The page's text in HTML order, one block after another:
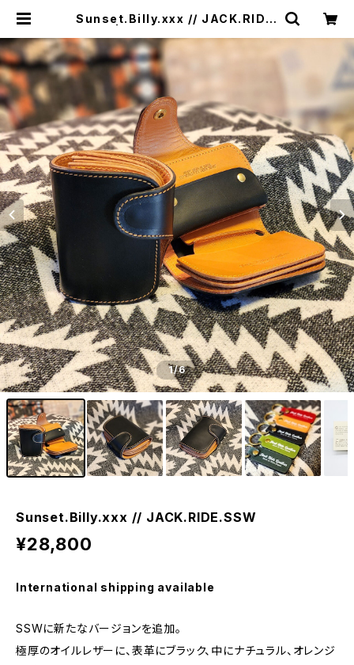
Sunset.Billy.xxx // JACK.RIDE.
O
1/6
Sunset.Billy.xxx // JACK.RIDE.SSW
¥28,800
International shipping available
SSWに新たなバージョンを追加。
極厚のオイルレザーに、表革にブラック、中にナチュラル、オレンジ